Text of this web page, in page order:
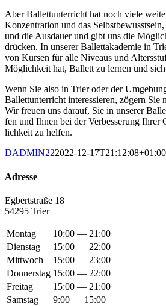
Aber Bal­lett­un­ter­richt hat noch vie­le
Kon­zen­tra­ti­on und das
und die Aus­dau­er und gibt uns die
drü­cken. In unse­rer Bal­lett­aka­de­mie in
von Kur­sen für alle Niveaus und
Mög­lich­keit hat, Bal­lett zu ler­nen und sich
Wenn Sie also in Trier oder der
Bal­lett­un­ter­richt inter­es­sie­ren, zögern Sie
Wir freu­en uns dar­auf, Sie in unse­rer
fen und Ihnen bei der Ver­bes­se­rung
lich­keit zu helfen.
DADMIN222022-12-17T21:12:08+01:00
Adres­se
Egbert­stra­ße 18
54295 Trier
Montag
10:00 — 21:00
Dienstag
15:00 — 22:00
Mittwoch
15:00 — 23:00
Donnerstag 15:00 — 22:00
Freitag
15:00 — 21:00
Samstag
9:00 — 15:00